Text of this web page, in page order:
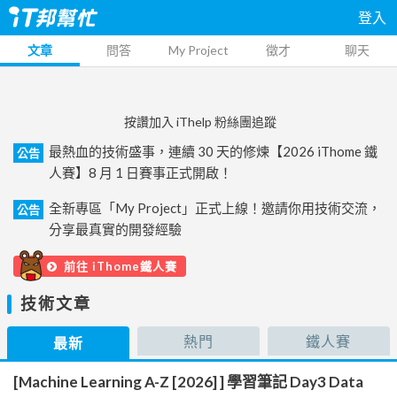
登入
文章 問答 My Project 徵才 聊天
按讚加入 iThelp 粉絲團追蹤
公告
最熱血的技術盛事，連續 30 天的修煉【2026 iThome 鐵
人賽】8 月 1 日賽事正式開啟！
公告
全新專區「My Project」正式上線！邀請你用技術交流，
分享最真實的開發經驗
前往 iThome鐵人賽
技術文章
最新 熱門 鐵人賽
[Machine Learning A-Z [2026] ] 學習筆記 Day3 Data